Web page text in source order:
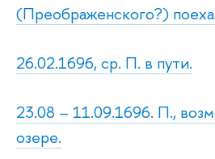
(Преображенского?)
26.02.1696, ср. П. в пути.
23.08 – 11.09.1696. П.,
озере.